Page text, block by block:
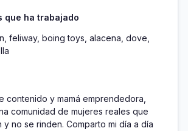
que ha trabajado
feliway, boing toys, alacena, dove,
contenido y mamá emprendedora,
comunidad de mujeres reales que
y no se rinden. Comparto mi día a día